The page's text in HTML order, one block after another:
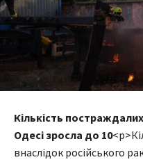
Кількість
Одесі зросла до 10
внаслідок російського